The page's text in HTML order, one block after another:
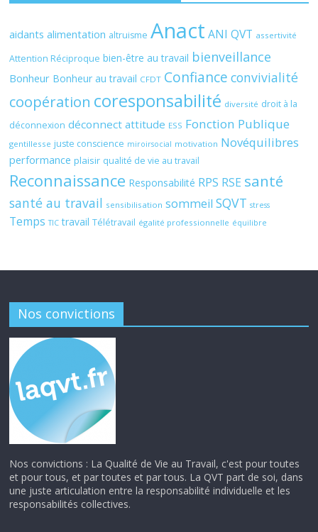
aidants alimentation altruisme Anact ANI QVT assertivité
Attention Réciproque bien-être au travail bienveillance
Bonheur Bonheur au travail CFDT Confiance convivialité
coopération coresponsabilité diversité droit à la
déconnexion déconnect attitude ESS Fonction Publique
gentillesse juste conscience miroirsocial motivation Novéquilibres
performance plaisir qualité de vie au travail
Reconnaissance Responsabilité RPS RSE santé
santé au travail sensibilisation sommeil SQVT stress
Temps TIC travail Télétravail égalité professionnelle équilibre
Nos convictions
Nos convictions : La Qualité de Vie au Travail, c'est pour toutes
et pour tous, et par toutes et par tous. La QVT part de soi, dans
une juste articulation entre la responsabilité individuelle et les
responsabilités collectives.